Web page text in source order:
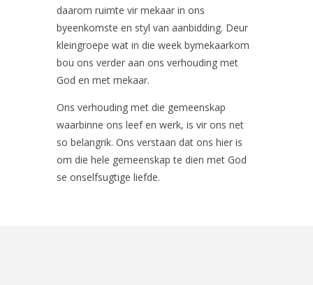
daarom ruimte vir mekaar in ons
byeenkomste en styl van aanbidding. Deur
kleingroepe wat in die week bymekaarkom
bou ons verder aan ons verhouding met
God en met mekaar.
Ons verhouding met die gemeenskap
waarbinne ons leef en werk, is vir ons net
so belangrik. Ons verstaan dat ons hier is
om die hele gemeenskap te dien met God
se onselfsugtige liefde.